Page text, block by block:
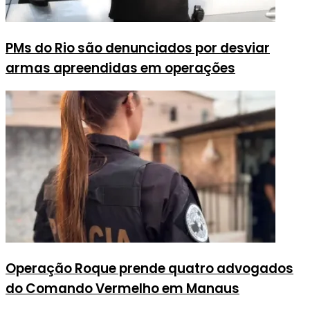
PMs do Rio são denunciados por desviar
armas apreendidas em operações
Operação Roque prende quatro advogados
do Comando Vermelho em Manaus